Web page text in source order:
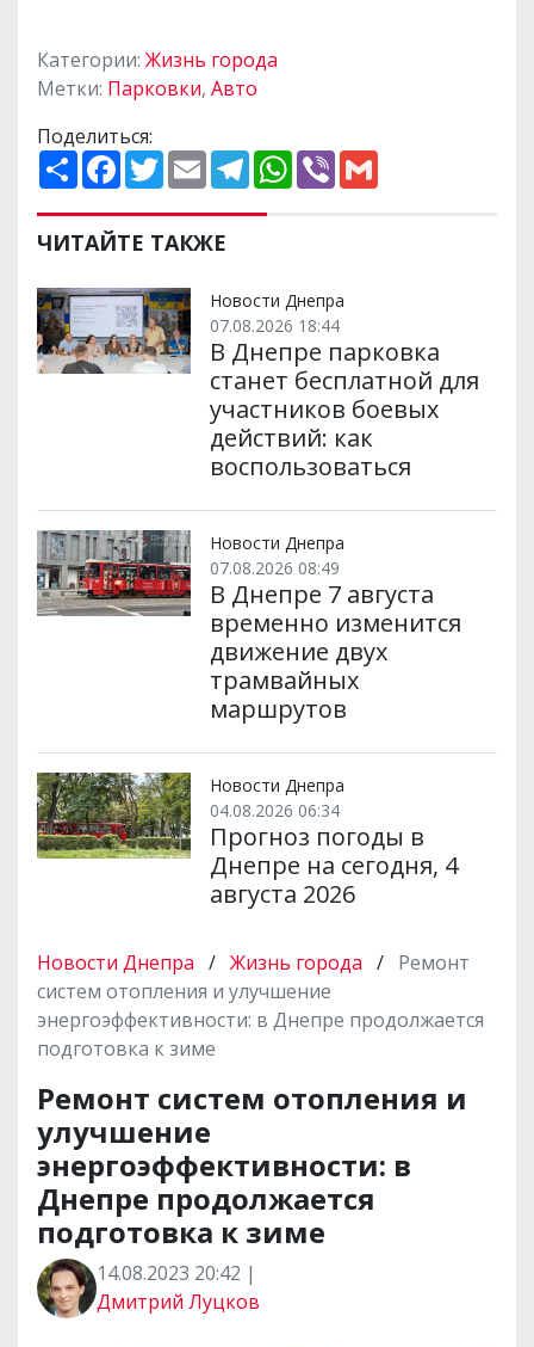
Категории: Жизнь города
Метки: Парковки, Авто
Поделиться:
П
о
и
р
и
и
F
a
e
b
o
k
T
w
t
t
e
E
m
i
l
T
e
e
m
W
h
p
V
ЧИТАЙТЕ ТАКЖЕ
Новости Днепра
07.08.2026 18:44
В Днепре парковка
станет бесплатной для
участников боевых
действий: как
воспользоваться
Новости Днепра
07.08.2026 08:49
В Днепре 7 августа
временно изменится
движение двух
трамвайных
маршрутов
Новости Днепра
04.08.2026 06:34
Прогноз погоды в
Днепре на сегодня, 4
августа 2026
Новости Днепра / Жизнь города / Ремонт
систем отопления и улучшение
энергоэффективности: в Днепре продолжается
подготовка к зиме
Ремонт систем отопления и
улучшение
энергоэффективности: в
Днепре продолжается
подготовка к зиме
14.08.2023 20:42 |
Дмитрий Луцков